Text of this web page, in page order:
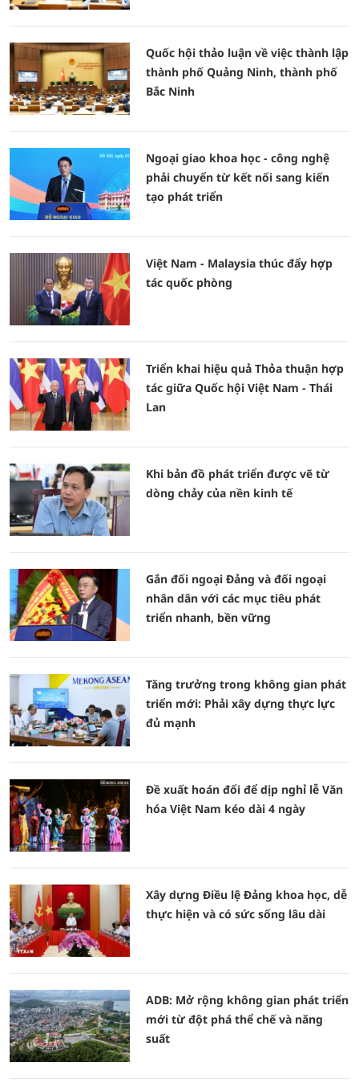
Quốc hội thảo luận về việc thành lập
thành phố Quảng Ninh, thành phố
Bắc Ninh
Ngoại giao khoa học - công nghệ
phải chuyển từ kết nối sang kiến
tạo phát triển
Việt Nam - Malaysia thúc đẩy hợp
tác quốc phòng
Triển khai hiệu quả Thỏa thuận hợp
tác giữa Quốc hội Việt Nam - Thái
Lan
Khi bản đồ phát triển được vẽ từ
dòng chảy của nền kinh tế
Gắn đối ngoại Đảng và đối ngoại
nhân dân với các mục tiêu phát
triển nhanh, bền vững
Tăng trưởng trong không gian phát
triển mới: Phải xây dựng thực lực
đủ mạnh
Đề xuất hoán đổi để dịp nghỉ lễ Văn
hóa Việt Nam kéo dài 4 ngày
Xây dựng Điều lệ Đảng khoa học, dễ
thực hiện và có sức sống lâu dài
ADB: Mở rộng không gian phát triển
mới từ đột phá thể chế và năng
suất